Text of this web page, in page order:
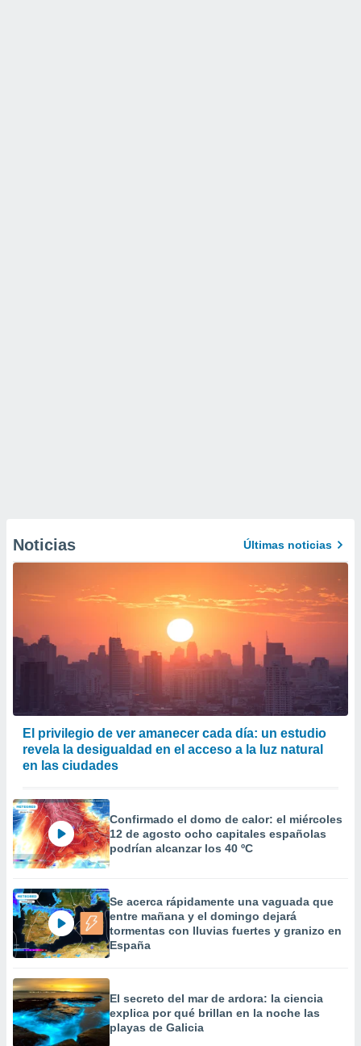
Noticias Últimas noticias
El privilegio de ver amanecer cada día: un estudio
revela la desigualdad en el acceso a la luz natural
en las ciudades
Confirmado el domo de calor: el miércoles
12 de agosto ocho capitales españolas
podrían alcanzar los 40 ºC
Se acerca rápidamente una vaguada que
entre mañana y el domingo dejará
tormentas con lluvias fuertes y granizo en
España
El secreto del mar de ardora: la ciencia
explica por qué brillan en la noche las
playas de Galicia